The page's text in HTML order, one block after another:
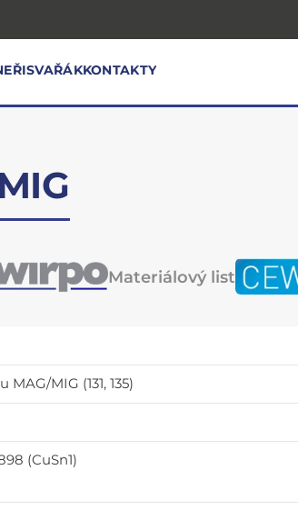
SVAŘÁKKONTAKTY
Materiálový list
MIG (131, 135)
(CuSn1)